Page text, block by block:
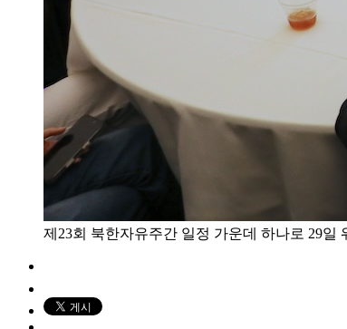
제23회 북한자유주간 일정 가운데 하나로 29